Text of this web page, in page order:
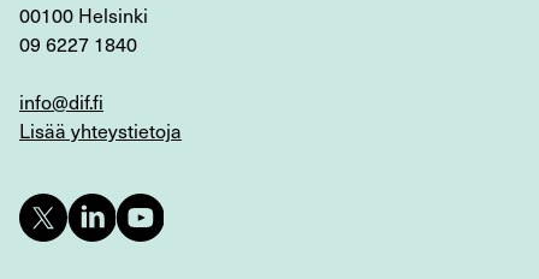
00100 Helsinki
09 6227 1840
info@dif.fi
Lisää yhteystietoja